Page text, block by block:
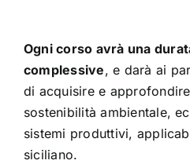
Ogni corso avrà una
complessive, e darà ai
di acquisire e
sostenibilità ambientale,
sistemi produttivi,
siciliano.